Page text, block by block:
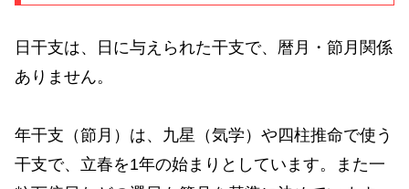
日干支は、日に与えられた干支で、暦月・節月関係
ありません。
年干支（節月）は、九星（気学）や四柱推命で使う
干支で、立春を1年の始まりとしています。また一